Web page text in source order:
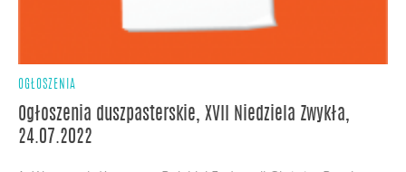
OGŁOSZENIA
Ogłoszenia duszpasterskie, XVII Niedziela Zwykła,
24.07.2022